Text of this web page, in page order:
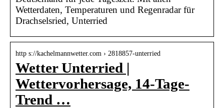
Wetterdaten, Temperaturen und Regenradar für
Drachselsried, Unterried
http s://kachelmannwetter.com › 2818857-unterried
Wetter Unterried |
Wettervorhersage, 14-Tage-
Trend …